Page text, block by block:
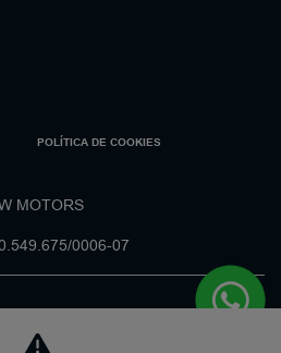
POLÍTICA DE COOKIES
MOTORS
0006-07